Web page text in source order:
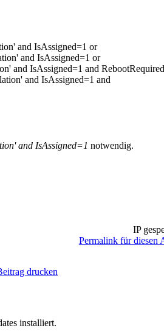
and IsAssigned=1 or
and IsAssigned=1 or
and IsAssigned=1 and
and IsAssigned=1 and
and IsAssigned=1 notwendig.
IP
Permalink für diesen
drucken
installiert.